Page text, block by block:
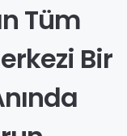
Tüm
Bir